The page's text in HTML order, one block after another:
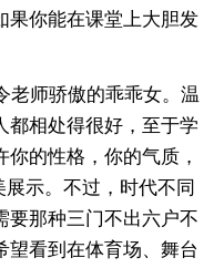
果你能在课堂上大胆发
老师骄傲的乖乖女。温
都相处得很好，至于学
的性格，你的气质，
示。不过，时代不同
要那种三门不出六户不
望看到在体育场、舞台